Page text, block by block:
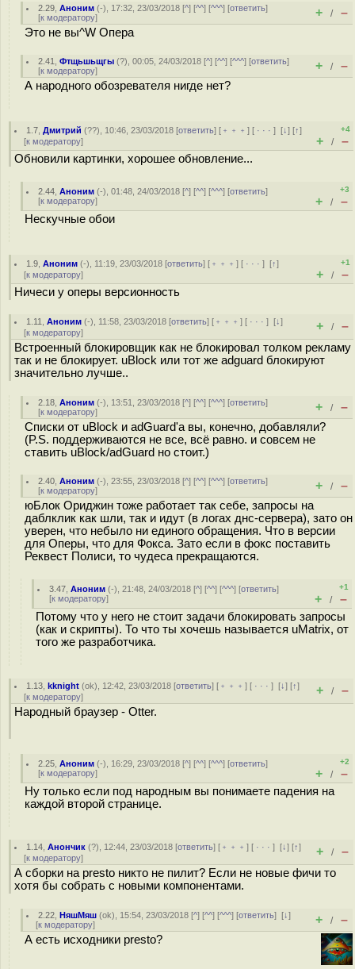
2.29 ,Аноним (-), 17:32, 23/03/2018 [^] [^^] [^^^] [ответить]
[к модератору] + / –
Это не вы^W Опера
2.41 ,Фтщьшьщгы (?), 00:05, 24/03/2018 [^] [^^] [^^^] [ответить]
[к модератору] + / –
А народного обозревателя нигде нет?
1.7 ,Дмитрий (??), 10:46, 23/03/2018 [ответить] [ ﹢﹢﹢] [ · · ·][↓] [↑]
[к модератору]
+4
+ / –
Обновили картинки, хорошее обновление...
2.44 ,Аноним (-), 01:48, 24/03/2018 [^] [^^] [^^^] [ответить]
[к модератору]
+3
+ / –
Нескучные обои
1.9 ,Аноним (-), 11:19, 23/03/2018 [ответить] [ ﹢﹢﹢] [ · · ·][↑]
[к модератору]
+1
+ / –
Ничеси у оперы версионность
1.11 ,Аноним (-), 11:58, 23/03/2018 [ответить] [ ﹢﹢﹢] [ · · ·][↓]
[к модератору] + / –
Встроенный блокировщик как не блокировал толком рекламу
так и не блокирует. uBlock или тот же adguard блокируют
значительно лучше..
2.18 ,Аноним (-), 13:51, 23/03/2018 [^] [^^] [^^^] [ответить]
[к модератору] + / –
Списки от uBlock и adGuard'а вы, конечно, добавляли?
(P.S. поддерживаются не все, всё равно. и совсем не
ставить uBlock/adGuard но стоит.)
2.40 ,Аноним (-), 23:55, 23/03/2018 [^] [^^] [^^^] [ответить]
[к модератору] + / –
юБлок Ориджин тоже работает так себе, запросы на
даблклик как шли, так и идут (в логах днс-сервера), зато он
уверен, что небыло ни единого обращения. Что в версии
для Оперы, что для Фокса. Зато если в фокс поставить
Реквест Полиси, то чудеса прекращаются.
3.47 ,Аноним (-), 21:48, 24/03/2018 [^] [^^] [^^^] [ответить]
[к модератору]
+1
+ / –
Потому что у него не стоит задачи блокировать запросы
(как и скрипты). То что ты хочешь называется uMatrix, от
того же разработчика.
1.13 ,kknight (ok), 12:42, 23/03/2018 [ответить] [ ﹢﹢﹢] [ · · ·][↓] [↑]
[к модератору] + / –
Народный браузер - Otter.
2.25 ,Аноним (-), 16:29, 23/03/2018 [^] [^^] [^^^] [ответить]
[к модератору]
+2
+ / –
Ну только если под народным вы понимаете падения на
каждой второй странице.
1.14 ,Анончик (?), 12:44, 23/03/2018 [ответить] [ ﹢﹢﹢] [ · · ·][↓] [↑]
[к модератору] + / –
А сборки на presto никто не пилит? Если не новые фичи то
хотя бы собрать с новыми компонентами.
2.22 ,НяшМяш (ok), 15:54, 23/03/2018 [^] [^^] [^^^] [ответить][↓]
[к модератору] + / –
А есть исходники presto?